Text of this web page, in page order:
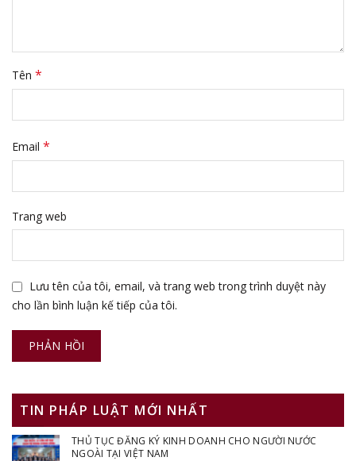
Tên *
Email *
Trang web
Lưu tên của tôi, email, và trang web trong trình duyệt này
cho lần bình luận kế tiếp của tôi.
TIN PHÁP LUẬT MỚI NHẤT
THỦ TỤC ĐĂNG KÝ KINH DOANH CHO NGƯỜI NƯỚC
NGOÀI TẠI VIỆT NAM